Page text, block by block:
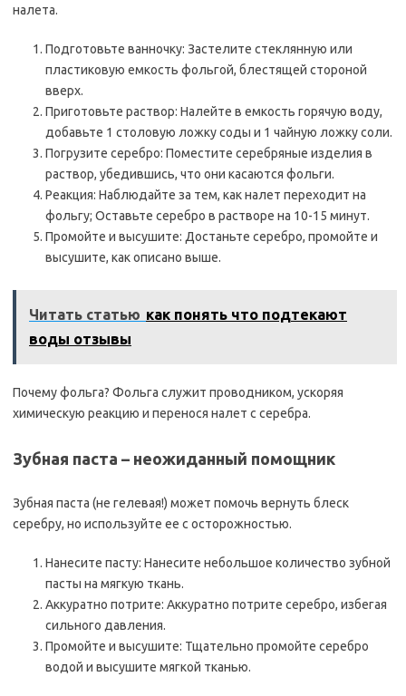
налета.
Подготовьте ванночку: Застелите стеклянную или
пластиковую емкость фольгой, блестящей стороной
вверх.
Приготовьте раствор: Налейте в емкость горячую воду,
добавьте 1 столовую ложку соды и 1 чайную ложку соли.
Погрузите серебро: Поместите серебряные изделия в
раствор, убедившись, что они касаются фольги.
Реакция: Наблюдайте за тем, как налет переходит на
фольгу; Оставьте серебро в растворе на 10-15 минут.
Промойте и высушите: Достаньте серебро, промойте и
высушите, как описано выше.
Читать статью как понять что подтекают
воды отзывы
Почему фольга? Фольга служит проводником, ускоряя
химическую реакцию и перенося налет с серебра.
Зубная паста – неожиданный помощник
Зубная паста (не гелевая!) может помочь вернуть блеск
серебру, но используйте ее с осторожностью.
Нанесите пасту: Нанесите небольшое количество зубной
пасты на мягкую ткань.
Аккуратно потрите: Аккуратно потрите серебро, избегая
сильного давления.
Промойте и высушите: Тщательно промойте серебро
водой и высушите мягкой тканью.